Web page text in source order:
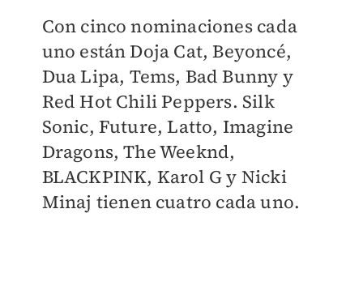
Con cinco nominaciones cada
uno están Doja Cat, Beyoncé,
Dua Lipa, Tems, Bad Bunny y
Red Hot Chili Peppers. Silk
Sonic, Future, Latto, Imagine
Dragons, The Weeknd,
BLACKPINK, Karol G y Nicki
Minaj tienen cuatro cada uno.